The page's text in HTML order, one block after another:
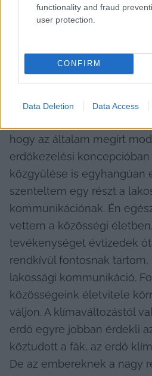
functionality and fraud
user protection.
CONFIRM
Data Deletion Data Access
Tóth Szilárd képviselő azt
közvetlenül a munkálatok
Nekem elsősorban a
figyelnem, a hatályos
megfelelően kell eljárnom,
hogy az általam megírt
erdőkezelési
közgyűlése is egyhangúan
szenteltem egy részt a
kommunikációnak. Én
vettem a közösségi
tevékenységet évtizedek
rendkívül fontosnak
lakossági kommunikáció.
közösségeink életvitele
váljon. A klímaváltozástól
erdő egyre jobban érdekli
köztudott a fák, az erdő
De az embereknek a nagy